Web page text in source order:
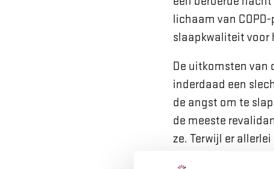
lichaam van
slaapkwaliteit voor
De uitkomsten van
inderdaad een
de angst om te
de meeste
ze. Terwijl er